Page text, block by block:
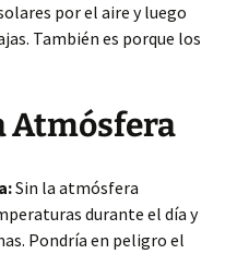
por el aire y luego
También es porque los
Atmósfera
Sin la atmósfera
durante el día y
Pondría en peligro el